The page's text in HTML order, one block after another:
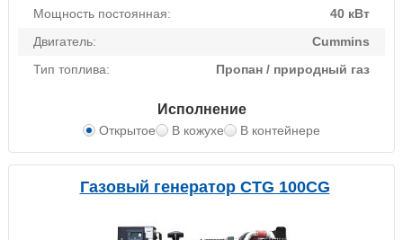
Мощность постоянная:
40 кВт
Двигатель:
Cummins
Тип топлива:
Пропан / природный газ
Исполнение
Открытое В кожухе В контейнере
Газовый генератор CTG 100CG